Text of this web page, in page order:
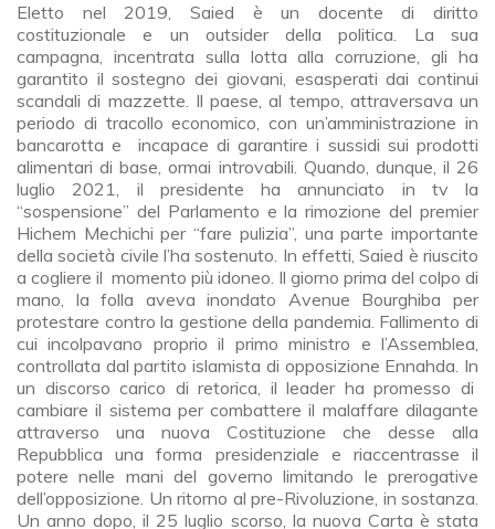
Eletto nel 2019, Saied è un docente di diritto
costituzionale e un outsider della politica. La sua
campagna, incentrata sulla lotta alla corruzione, gli ha
garantito il sostegno dei giovani, esasperati dai continui
scandali di mazzette. Il paese, al tempo, attraversava un
periodo di tracollo economico, con un’amministrazione in
bancarotta e incapace di garantire i sussidi sui prodotti
alimentari di base, ormai introvabili. Quando, dunque, il 26
luglio 2021, il presidente ha annunciato in tv la
“sospensione” del Parlamento e la rimozione del premier
Hichem Mechichi per “fare pulizia”, una parte importante
della società civile l’ha sostenuto. In effetti, Saied è riuscito
a cogliere il momento più idoneo. Il giorno prima del colpo di
mano, la folla aveva inondato Avenue Bourghiba per
protestare contro la gestione della pandemia. Fallimento di
cui incolpavano proprio il primo ministro e l’Assemblea,
controllata dal partito islamista di opposizione Ennahda. In
un discorso carico di retorica, il leader ha promesso di
cambiare il sistema per combattere il malaffare dilagante
attraverso una nuova Costituzione che desse alla
Repubblica una forma presidenziale e riaccentrasse il
potere nelle mani del governo limitando le prerogative
dell’opposizione. Un ritorno al pre-Rivoluzione, in sostanza.
Un anno dopo, il 25 luglio scorso, la nuova Carta è stata